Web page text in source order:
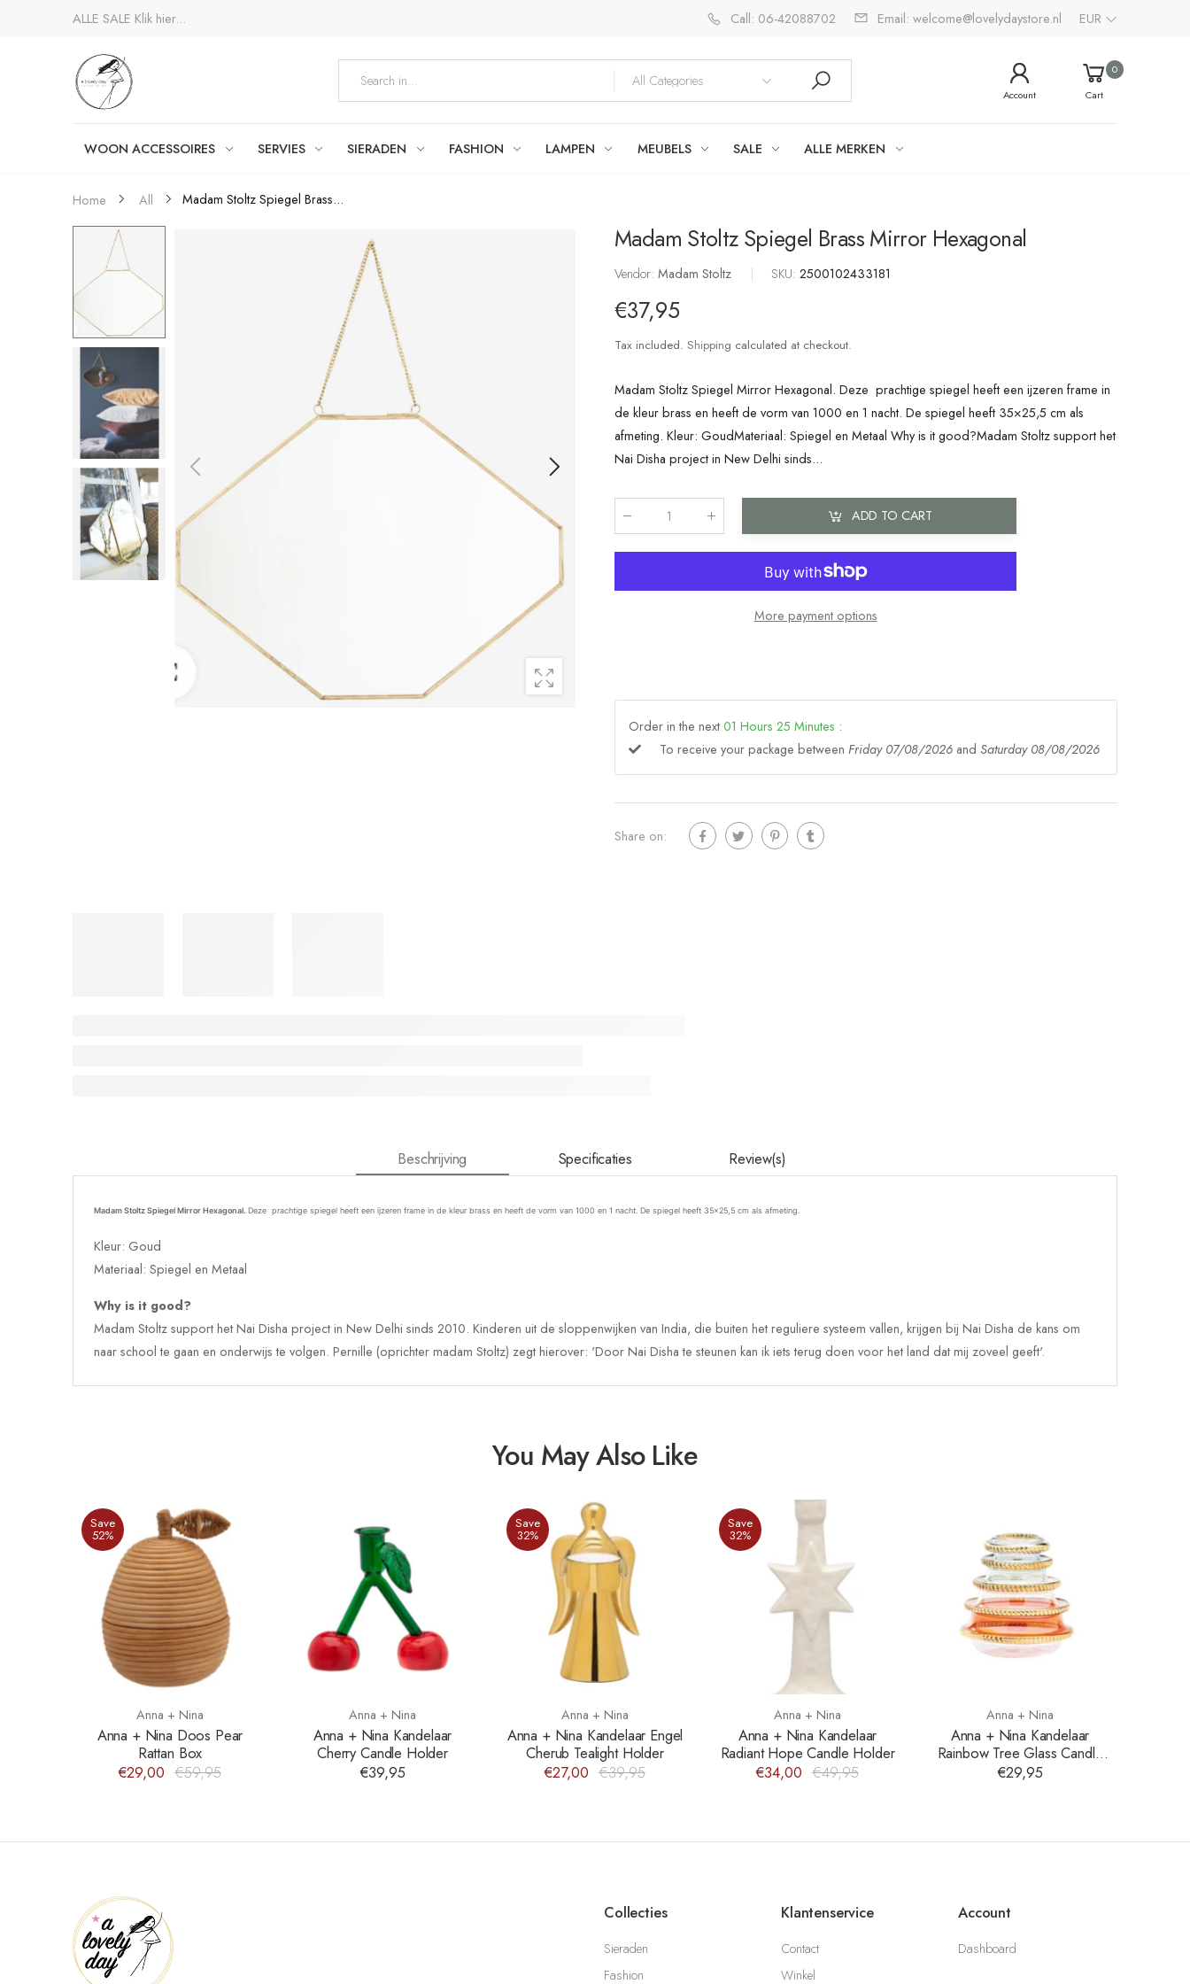
ALLE SALE Klik hier... Call: 06-42088702 Email: welcome@lovelydaystore.nl EUR
Account
0
Cart
WOON ACCESSOIRES SERVIES SIERADEN FASHION LAMPEN MEUBELS SALE ALLE MERKEN
Home All Madam Stoltz Spiegel Brass...
Madam Stoltz Spiegel Brass Mirror Hexagonal
Vendor: Madam Stoltz SKU:2500102433181
€37,95
Tax included. Shipping calculated at checkout.
Madam Stoltz Spiegel Mirror Hexagonal. Deze prachtige spiegel heeft een ijzeren frame in
de kleur brass en heeft de vorm van 1000 en 1 nacht. De spiegel heeft 35×25,5 cm als
afmeting. Kleur: GoudMateriaal: Spiegel en Metaal Why is it good?Madam Stoltz support het
Nai Disha project in New Delhi sinds...
ADD TO CART
More payment options
Order in the next 01 Hours 25 Minutes :
To receive your package betweenFriday 07/08/2026 andSaturday 08/08/2026
Share on:
Beschrijving Specificaties Review(s)
Madam Stoltz Spiegel Mirror Hexagonal. Deze prachtige spiegel heeft een ijzeren frame in de kleur brass en heeft de vorm van 1000 en 1 nacht. De spiegel heeft 35×25,5 cm als afmeting.
Kleur: Goud
Materiaal: Spiegel en Metaal
Why is it good?
Madam Stoltz support het Nai Disha project in New Delhi sinds 2010. Kinderen uit de sloppenwijken van India, die buiten het reguliere systeem vallen, krijgen bij Nai Disha de kans om
naar school te gaan en onderwijs te volgen. Pernille (oprichter madam Stoltz) zegt hierover: 'Door Nai Disha te steunen kan ik iets terug doen voor het land dat mij zoveel geeft'.
You May Also Like
Save
52%
Anna + Nina
Anna + Nina Doos Pear
Rattan Box
€29,00 €59,95
Anna + Nina
Anna + Nina Kandelaar
Cherry Candle Holder
€39,95
Save
32%
Anna + Nina
Anna + Nina Kandelaar Engel
Cherub Tealight Holder
€27,00 €39,95
Save
32%
Anna + Nina
Anna + Nina Kandelaar
Radiant Hope Candle Holder
€34,00 €49,95
Anna + Nina
Anna + Nina Kandelaar
Rainbow Tree Glass Candle
Holder
€29,95
Collecties
Sieraden
Fashion
Klantenservice
Contact
Winkel
Account
Dashboard